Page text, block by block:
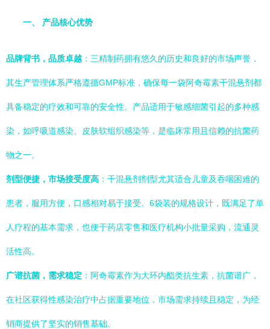
一、 产品核心优势
品牌背书，品质卓越 ：三精制药拥有悠久的历史和良好的市场声誉，
其生产管理体系严格遵循GMP标准，确保每一袋阿奇霉素干混悬剂都
具备稳定的疗效和可靠的安全性。产品适用于敏感细菌引起的多种感
染，如呼吸道感染、皮肤软组织感染等，是临床常用且信赖的抗菌药
物之一。
剂型便捷，市场接受度高 ：干混悬剂剂型尤其适合儿童及吞咽困难的
患者，服用方便，口感相对易于接受。6袋装的规格设计，既满足了单
人疗程的基本需求，也便于药店零售和医疗机构小批量采购，流通灵
活性高。
广谱抗菌，需求稳定 ：阿奇霉素作为大环内酯类抗生素，抗菌谱广，
在社区获得性感染治疗中占据重要地位，市场需求持续且稳定，为经
销商提供了坚实的销售基础。